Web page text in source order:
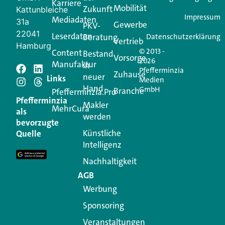
Jetzt anmelden
Schreiben Sie einen
Kommentar
Ihre E-Mail-Adresse wird nicht veröffentlicht.
Erforderliche Felder sind mit
Kommentar
Kattunbleiche
31a
22041
Hamburg
Pfefferminzia
als
bevorzugte
Quelle
Karriere
Mediadaten
Leserdaten
Content
Manufaktur
Links
Pfefferminzia.Pro
MehrCura
Zukunft
PKV-
Beratung
Bestand
in
neuer
Hand
Makler
werden
Künstliche
Intelligenz
Nachhaltigkeit
AGB
Werbung
Sponsoring
Veranstaltungen
Mobilität
Gewerbe
Vertrieb
Vorsorge
Zuhause
Branche
© 2013 -
2026
Pfefferminzia
Medien
GmbH
Impressum
Datenschutzerklärung